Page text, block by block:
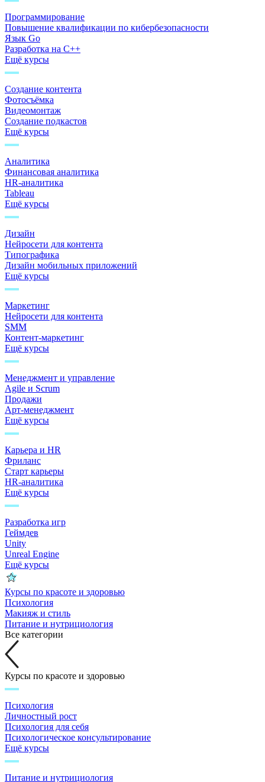
Программирование
Повышение квалификации по кибербезопасности
Язык Go
Разработка на C++
Ещё курсы
Создание контента
Фотосъёмка
Видеомонтаж
Создание подкастов
Ещё курсы
Аналитика
Финансовая аналитика
HR-аналитика
Tableau
Ещё курсы
Дизайн
Нейросети для контента
Типографика
Дизайн мобильных приложений
Ещё курсы
Маркетинг
Нейросети для контента
SMM
Контент-маркетинг
Ещё курсы
Менеджмент и управление
Agile и Scrum
Продажи
Арт-менеджмент
Ещё курсы
Карьера и HR
Фриланс
Старт карьеры
HR-аналитика
Ещё курсы
Разработка игр
Геймдев
Unity
Unreal Engine
Ещё курсы
Курсы по красоте и здоровью
Психология
Макияж и стиль
Питание и нутрициология
Все категории
Курсы по красоте и здоровью
Психология
Личностный рост
Психология для себя
Психологическое консультирование
Ещё курсы
Питание и нутрициология